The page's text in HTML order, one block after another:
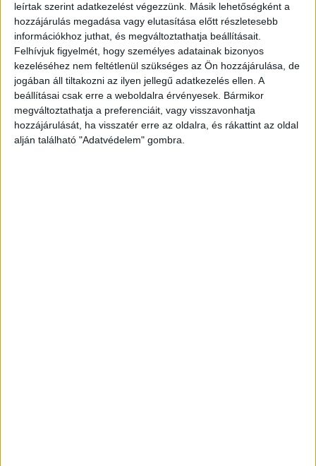
leírtak szerint adatkezelést végezzünk. Másik lehetőségként a
hozzájárulás megadása vagy elutasítása előtt részletesebb
információkhoz juthat, és megváltoztathatja beállításait.
Felhívjuk figyelmét, hogy személyes adatainak bizonyos
kezeléséhez nem feltétlenül szükséges az Ön hozzájárulása, de
jogában áll tiltakozni az ilyen jellegű adatkezelés ellen. A
beállításai csak erre a weboldalra érvényesek. Bármikor
megváltoztathatja a preferenciáit, vagy visszavonhatja
hozzájárulását, ha visszatér erre az oldalra, és rákattint az oldal
alján található "Adatvédelem" gombra.
Úgy látszik, kifizetődő saját magát adni, mert ezek a dalok
immár több mint harminc éve töltik meg a különböző
koncerttermeket, a Papp László Sportarénát példának
okáért idén ötödször is duplán.
Letisztult színpad, lézershow, különböző effektek a kivetítőn
– ez a látványvilág várt azokra, akik december 13-án
ellátogattak a 2019-es Ákos duplakoncert első estéjére.
Nehéz dolga volt a zenekarnak, ugyanis több mint harminc